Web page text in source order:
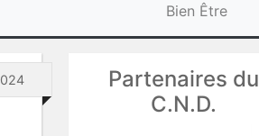
Bien Être
Partenaires du
C.N.D.